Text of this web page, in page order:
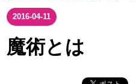
2016-04-11
魔術とは